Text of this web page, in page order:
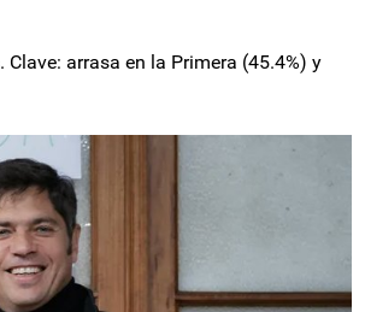
arrasa en la Primera (45.4%) y